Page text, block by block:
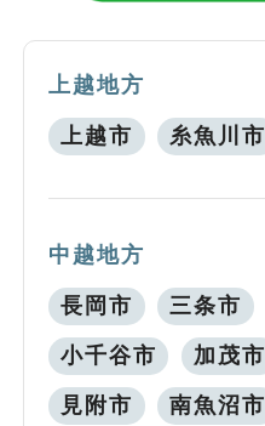
上越地方
上越市 糸魚川市
中越地方
長岡市 三条市
小千谷市 加茂市
見附市 南魚沼市